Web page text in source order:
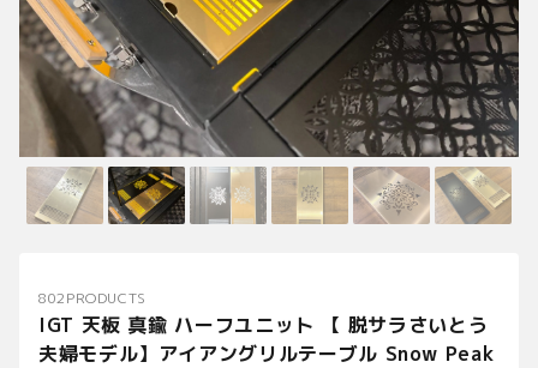
802PRODUCTS
IGT 天板 真鍮 ハーフユニット 【 脱サラさいとう
夫婦モデル】アイアングリルテーブル Snow Peak